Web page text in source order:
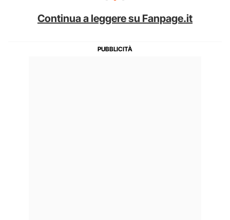
Continua a leggere su Fanpage.it